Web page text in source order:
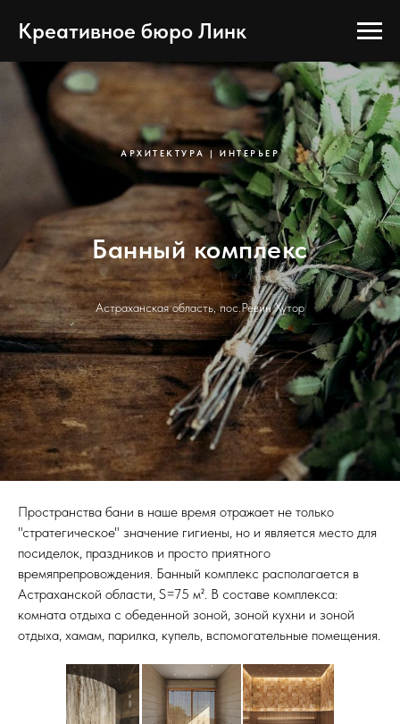
Креативное бюро Линк
АРХИТЕКТУРА | ИНТЕРЬЕР
Банный комплекс
Астраханская область, пос.Ревин Хутор
Пространства бани в наше время отражает не только
"стратегическое" значение гигиены, но и является место для
посиделок, праздников и просто приятного
времяпрепровождения. Банный комплекс располагается в
Астраханской области, S=75 м². В составе комплекса:
комната отдыха с обеденной зоной, зоной кухни и зоной
отдыха, хамам, парилка, купель, вспомогательные помещения.